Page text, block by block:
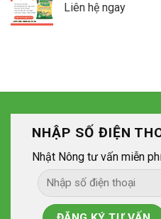
Liên hệ ngay
NHẬP SỐ ĐIỆN
Nhật Nông tư vấn miễn